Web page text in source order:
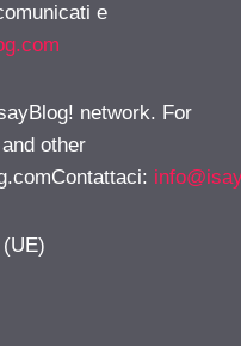
e
network. For
other
: